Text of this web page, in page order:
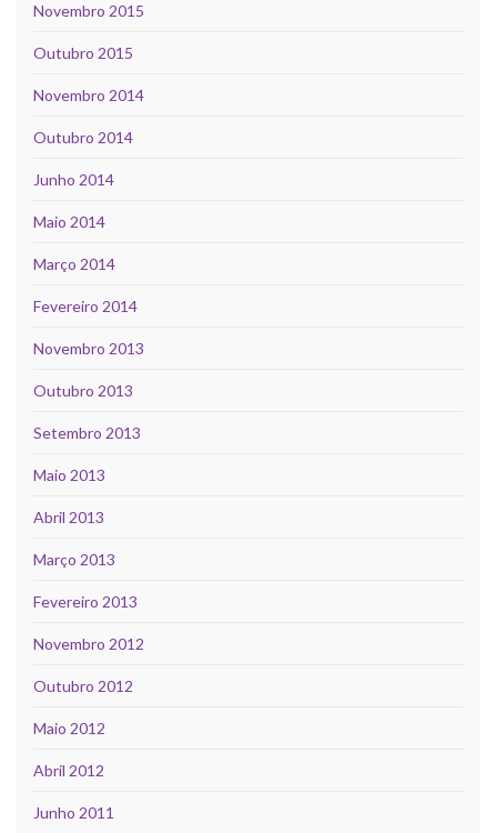
Novembro 2015
Outubro 2015
Novembro 2014
Outubro 2014
Junho 2014
Maio 2014
Março 2014
Fevereiro 2014
Novembro 2013
Outubro 2013
Setembro 2013
Maio 2013
Abril 2013
Março 2013
Fevereiro 2013
Novembro 2012
Outubro 2012
Maio 2012
Abril 2012
Junho 2011